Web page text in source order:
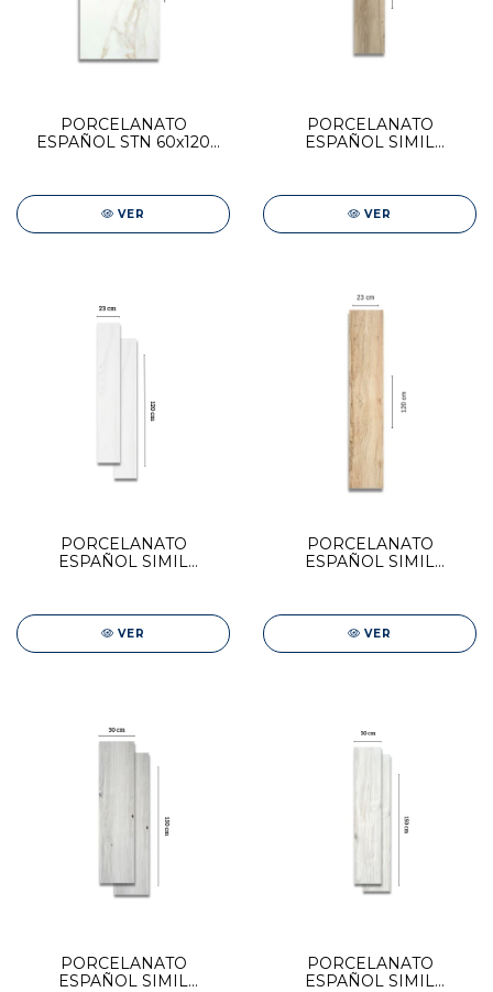
PORCELANATO
ESPAÑOL STN 60x120
VER
PORCELANATO
ESPAÑOL SIMIL
VER
PORCELANATO
ESPAÑOL SIMIL
VER
PORCELANATO
ESPAÑOL SIMIL
VER
PORCELANATO
ESPAÑOL SIMIL
PORCELANATO
ESPAÑOL SIMIL